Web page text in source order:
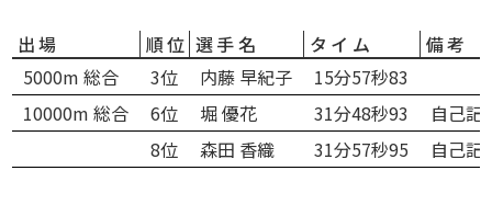
出場 順位 選手名 タイム
備考
5000m 総合
3位 内藤 早紀子
15分57秒83
10000m 総合
6位 堀 優花 31分48秒93
自己記
8位
森田 香織 31分57秒95 自己記